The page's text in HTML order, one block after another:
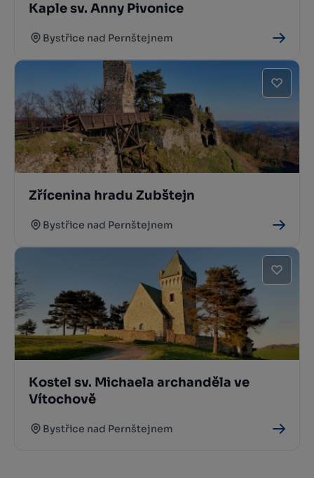
Kaple sv. Anny Pivonice
Bystřice nad Pernštejnem
Zřícenina hradu Zubštejn
Bystřice nad Pernštejnem
Kostel sv. Michaela archanděla ve
Vítochově
Bystřice nad Pernštejnem